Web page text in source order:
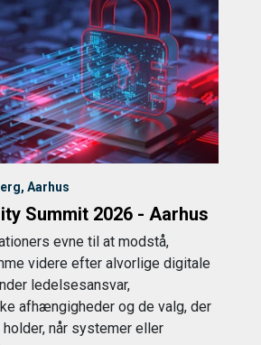
Aarhus
Summit 2026 - Aarhus
evne til at modstå,
videre efter alvorlige digitale
ledelsesansvar,
afhængigheder og de valg, der
holder, når systemer eller